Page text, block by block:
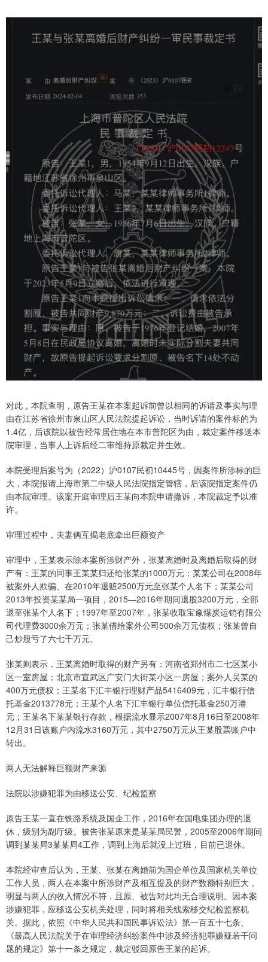
对此，本院查明，原告王某在本案起诉前曾以相同的诉请及事实与理
由在江苏省徐州市泉山区人民法院提起诉讼，当时诉请的案件标的为
1.4亿，后该院以被告经常居住地在本市普陀区为由，裁定案件移送本
院审理，当事人上诉后经二审维持原裁定并生效。
本院受理后案号为（2022）沪0107民初10445号，因案件所涉标的巨
大，本院报请上海市第二中级人民法院指定管辖，后该院指定案件仍
由本院审理。该案开庭审理后王某向本院申请撤诉，本院裁定予以准
许。
审理过程中，夫妻俩互揭老底牵出巨额资产
审理中，王某表示除本案所涉财产外，张某离婚时及离婚后取得的财
产有：王某的同事王某某归还给张某的1000万元；某某公司在2008年
被案外人欺骗、在2010年退赃2500万元至张某个人名下；某某公司
2013年投资某某局一项目，2015—2016年期间退股3200万元，全部
退至张某个人名下；1997年至2007年，张某收取宝豫煤炭运销有限公
司代理费3000余万元；张某借给案外公司500余万元债权；张某曾自
己炒股亏了六七千万元。
张某则表示，王某离婚时取得的财产另有：河南省郑州市二七区某小
区一室房屋；北京市宣武区广安门大街某小区一房屋；案外人吴某的
400万元债权；王某名下汇丰银行理财产品5416409元，汇丰银行信
托基金2013778元；王某个人名下汇丰银行单位信托基金250万港
元；王某名下某某银行存款，根据流水显示2007年8月16日至2008年
12月31日该账户内流水3160万元，其中2750万元从王某股票账户中
转出。
两人无法解释巨额财产来源
法院以涉嫌犯罪为由移送公安、纪检监察
原告王某一直在铁路系统及国企工作，2016年在国电集团办理的退
休，级别为副厅级。被告张某原来是某某局民警，2005至2006年期间
调到某某局3某某局4工作，调到上海后就没上过班，目前已退休。
本院经审查后认为，王某、张某在离婚前为国企单位及国家机关单位
工作人员，两人在本案中所涉财产及相互提及的财产数额特别巨大，
明显与两人的收入情况不符，且原、被告对此均无合理说明。因本案
涉嫌犯罪，应移送公安机关处理，同时将相关线索移交纪检监察机
关。据此，依照《中华人民共和国民事诉讼法》第一百五十七条、
《最高人民法院关于在审理经济纠纷案件中涉及经济犯罪嫌疑若干问
题的规定》第十一条之规定，裁定驳回原告王某的起诉。